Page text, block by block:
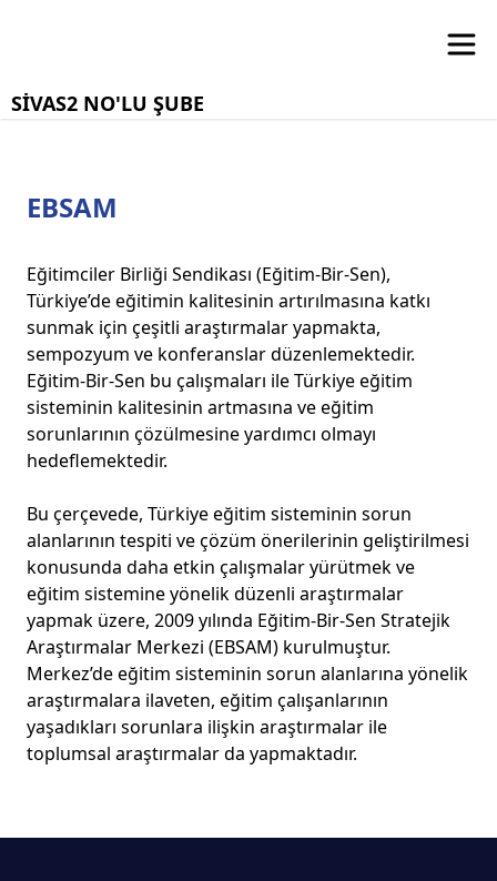
SİVAS2 NO'LU ŞUBE
EBSAM
Eğitimciler Birliği Sendikası (Eğitim-Bir-Sen),
Türkiye’de eğitimin kalitesinin artırılmasına katkı
sunmak için çeşitli araştırmalar yapmakta,
sempozyum ve konferanslar düzenlemektedir.
Eğitim-Bir-Sen bu çalışmaları ile Türkiye eğitim
sisteminin kalitesinin artmasına ve eğitim
sorunlarının çözülmesine yardımcı olmayı
hedeflemektedir.
Bu çerçevede, Türkiye eğitim sisteminin sorun
alanlarının tespiti ve çözüm önerilerinin geliştirilmesi
konusunda daha etkin çalışmalar yürütmek ve
eğitim sistemine yönelik düzenli araştırmalar
yapmak üzere, 2009 yılında Eğitim-Bir-Sen Stratejik
Araştırmalar Merkezi (EBSAM) kurulmuştur.
Merkez’de eğitim sisteminin sorun alanlarına yönelik
araştırmalara ilaveten, eğitim çalışanlarının
yaşadıkları sorunlara ilişkin araştırmalar ile
toplumsal araştırmalar da yapmaktadır.